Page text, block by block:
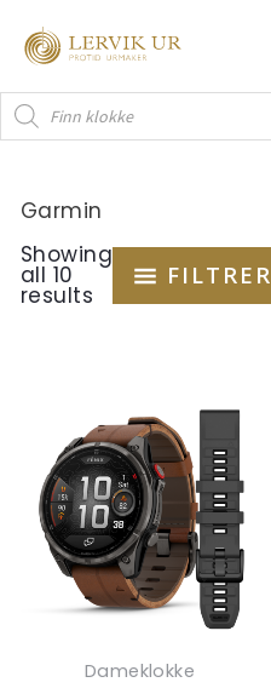
rett
innholdet
Products
search
Garmin
Showing
all 10
results
FILTRER
Dameklokke